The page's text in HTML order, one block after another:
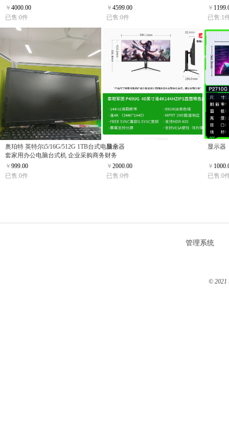
￥ 4000.00
已售:0件
￥ 4599.00
已售:0件
￥
已售:1
奥珀特 英特尔i5/16G/512G 1TB台式电脑全
套家用办公电脑台式机 企业采购商务财务
￥ 999.00
已售:0件
显示器
￥ 2000.00
已售:0件
显示器
￥
已售:0
管理系统
© 2021